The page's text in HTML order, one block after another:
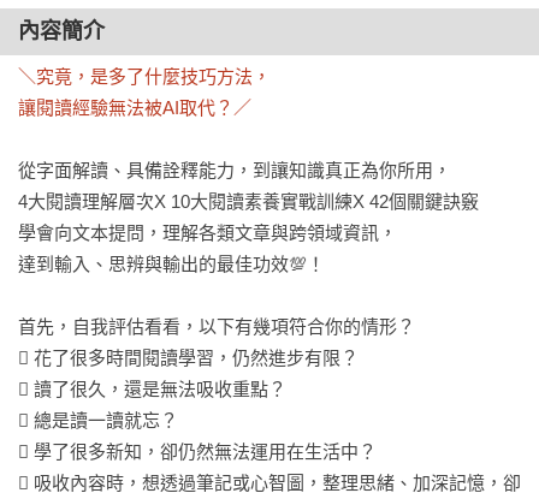
內容簡介
＼究竟，是多了什麼技巧方法，
讓閱讀經驗無法被AI取代？／
從字面解讀、具備詮釋能力，到讓知識真正為你所用，
4大閱讀理解層次X 10大閱讀素養實戰訓練X 42個關鍵訣竅
學會向文本提問，理解各類文章與跨領域資訊，
達到輸入、思辨與輸出的最佳功效💯！
首先，自我評估看看，以下有幾項符合你的情形？
 花了很多時間閱讀學習，仍然進步有限？
 讀了很久，還是無法吸收重點？
 總是讀一讀就忘？
 學了很多新知，卻仍然無法運用在生活中？
 吸收內容時，想透過筆記或心智圖，整理思緒、加深記憶，卻